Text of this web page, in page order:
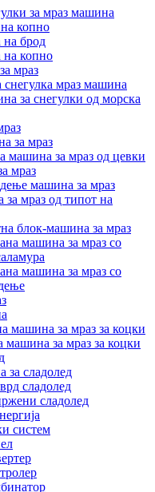
за мраз машина
копно
на брод
на копно
мраз
снегулка мраз машина
за снегулки од морска
за мраз
машина за мраз од цевки
мраз
машина за мраз
мраз од типот на
блок-машина за мраз
машина за мраз со
машина за мраз со
машина за мраз за коцки
машина за мраз за коцки
сладолед
сладолед
сладолед
систем